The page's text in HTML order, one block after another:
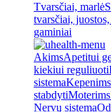
Tvarsčiai, marlė
tvarsčiai,
gaminiai
AkimsApetitui
kiekiui reguliuoti
sistemaKepenims
stabdytiMoterims
Nervų sistema